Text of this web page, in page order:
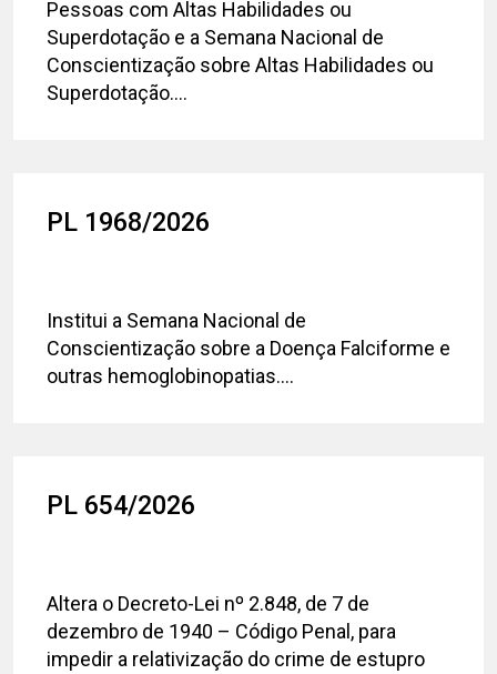
Pessoas com Altas Habilidades ou
Superdotação e a Semana Nacional de
Conscientização sobre Altas Habilidades ou
Superdotação....
PL 1968/2026
Institui a Semana Nacional de
Conscientização sobre a Doença Falciforme e
outras hemoglobinopatias....
PL 654/2026
Altera o Decreto-Lei nº 2.848, de 7 de
dezembro de 1940 – Código Penal, para
impedir a relativização do crime de estupro